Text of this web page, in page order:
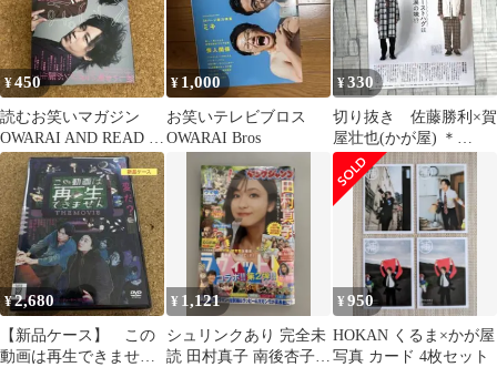
¥450
読むお笑いマガジン
OWARAI AND READ お
笑いアンドリード
¥ 1,000
お笑いテレビブロス
OWARAI Bros
¥330
切り抜き 佐藤勝利×賀
屋壮也(かが屋) ＊
Myojo2021年11月号
¥2,680
【新品ケース】 この
動画は再生できませ
¥ 1,121
シュリンクあり 完全未
読 田村真子 南後杏子
¥950
HOKAN くるま×かが屋
写真 カード 4枚セット